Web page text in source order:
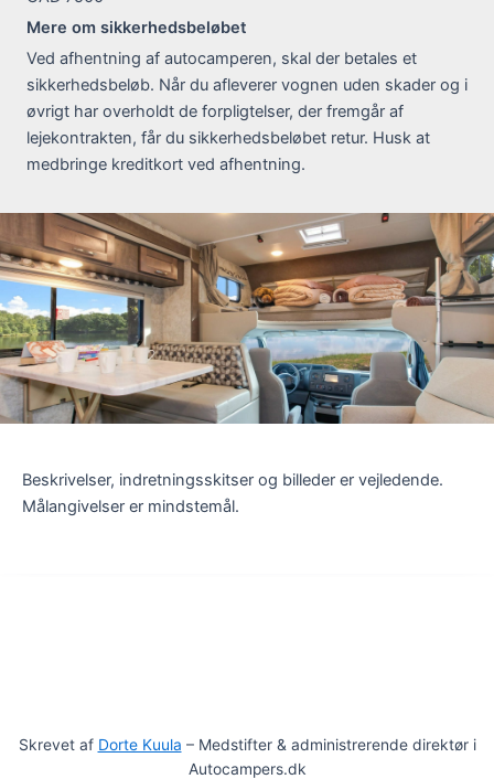
Mere om sikkerhedsbeløbet
Ved afhentning af autocamperen, skal der betales et
sikkerhedsbeløb. Når du afleverer vognen uden skader og i
øvrigt har overholdt de forpligtelser, der fremgår af
lejekontrakten, får du sikkerhedsbeløbet retur. Husk at
medbringe kreditkort ved afhentning.
Beskrivelser, indretningsskitser og billeder er vejledende.
Målangivelser er mindstemål.
Skrevet af Dorte Kuula – Medstifter & administrerende direktør i
Autocampers.dk